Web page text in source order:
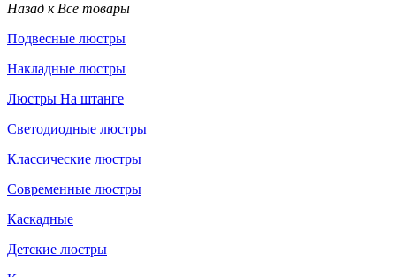
Назад к Все товары
Подвесные люстры
Накладные люстры
Люстры На штанге
Светодиодные люстры
Классические люстры
Современные люстры
Каскадные
Детские люстры